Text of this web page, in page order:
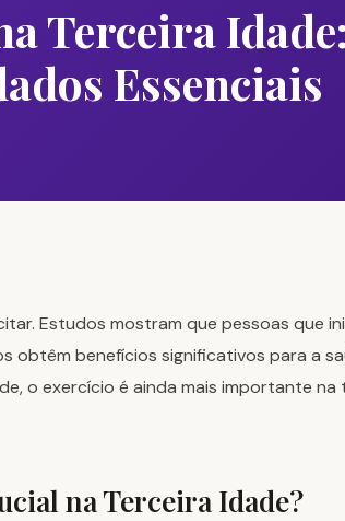
Terceira Idade:
Essenciais
Estudos mostram que pessoas que
obtêm benefícios significativos para a
o exercício é ainda mais importante
na Terceira Idade?